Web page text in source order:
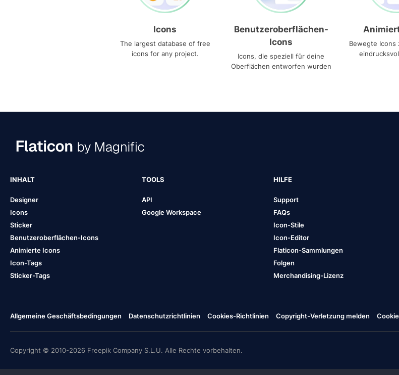
Icons
The largest database of free
icons for any project.
Benutzeroberflächen-
Icons
Icons, die speziell für deine
Oberflächen entworfen wurden
Bewegte Icons
INHALT
Designer
Icons
Sticker
Benutzeroberflächen-Icons
Animierte Icons
Icon-Tags
Sticker-Tags
TOOLS
API
Google Workspace
HILFE
Support
FAQs
Icon-Stile
Icon-Editor
Flaticon-Sammlungen
Folgen
Merchandising-Lizenz
Allgemeine Geschäftsbedingungen Datenschutzrichtlinien Cookies-Richtlinien Copyright-Verletzung melden
Copyright © 2010-2026 Freepik Company S.L.U. Alle Rechte vorbehalten.